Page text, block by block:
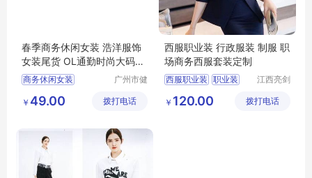
春季商务休闲女装 浩洋服饰
女装尾货 OL通勤时尚大码女
装货源供应
商务休闲女装
广州市健
限公司
￥ 49.00 拨打电话
西服职业装 行政服装 制服 职
场商务西服套装定制
西服职业装 职业装
江西亮剑
公司
￥ 120.00 拨打电话